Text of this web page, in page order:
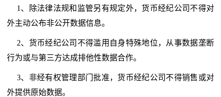
1、除法律法规和监管另有规定外，货币经纪公司不得对
外主动公布非公开数据信息。
2、货币经纪公司不得滥用自身特殊地位，从事数据垄断
行为或与第三方达成排他性数据合作。
3、非经有权管理部门批准，货币经纪公司不得销售或对
外提供原始数据。